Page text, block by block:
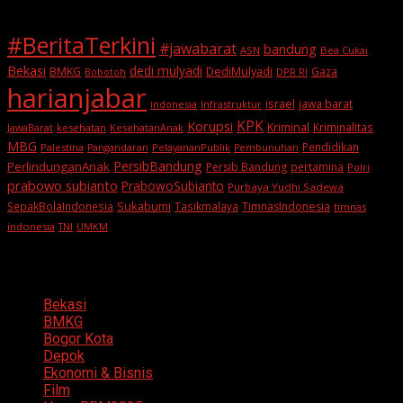
#BeritaTerkini #jawabarat ASN bandung Bea Cukai
Bekasi BMKG Bobotoh dedi mulyadi DediMulyadi DPR RI Gaza
harianjabar indonesia Infrastruktur israel jawa barat
JawaBarat kesehatan KesehatanAnak Korupsi KPK Kriminal Kriminalitas
MBG Palestina Pangandaran PelayananPublik Pembunuhan Pendidikan
PerlindunganAnak PersibBandung Persib Bandung pertamina Polri
prabowo subianto PrabowoSubianto Purbaya Yudhi Sadewa
SepakBolaIndonesia Sukabumi Tasikmalaya TimnasIndonesia timnas
indonesia TNI UMKM
Bekasi
BMKG
Bogor Kota
Depok
Ekonomi & Bisnis
Film